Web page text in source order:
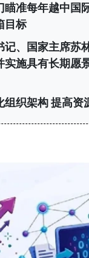
瞄准每年越中国
目标
记、国家主席苏
实施具有长期愿
组织架构 提高资